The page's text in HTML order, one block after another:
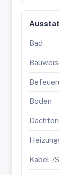
Bad
Boden
Kabel-/